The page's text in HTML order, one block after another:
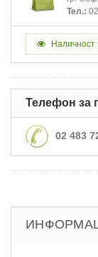
Тел.:
Наличност
Телефон за
02 483